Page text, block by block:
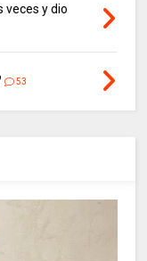
veces y dio
53